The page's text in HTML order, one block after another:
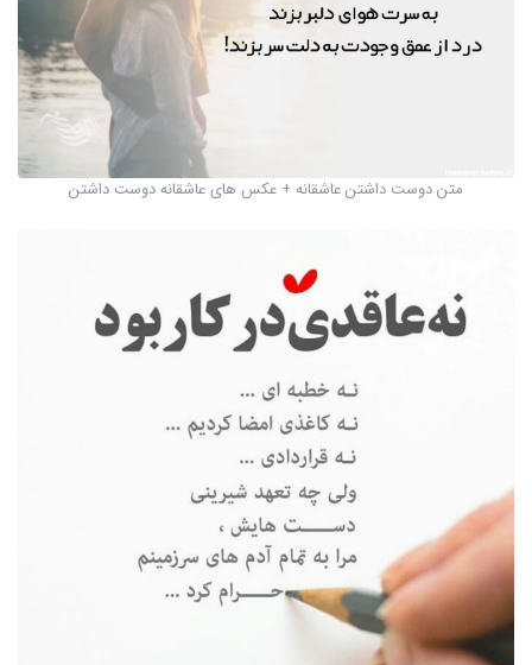
متن دوست داشتن عاشقانه + عکس های عاشقانه دوست داشتن